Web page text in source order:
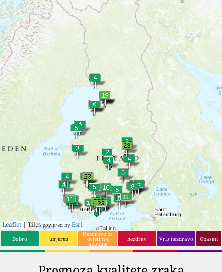
14
6
Kouvola
15
6
Raahe
16
5
Kotka
17
5
Raisio
18
5 Jakobstad
5
Hämeenlinna
15
Mikkeli
16
Kuopio
Imatra
Leaflet | Tilespowered by Esri
Dobro umjeren
Nezdravo za
osjetljive
skupine
nezdrav Vrlo nezdravo Opasan